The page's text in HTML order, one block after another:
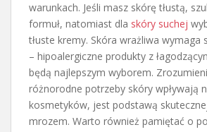
warunkach. Jeśli masz skórę tłustą,
formuł, natomiast dla skóry suchej
tłuste kremy. Skóra wrażliwa wymaga
– hipoalergiczne produkty z
będą najlepszym wyborem.
różnorodne potrzeby skóry wpływają
kosmetyków, jest podstawą
mrozem. Warto również pamiętać o